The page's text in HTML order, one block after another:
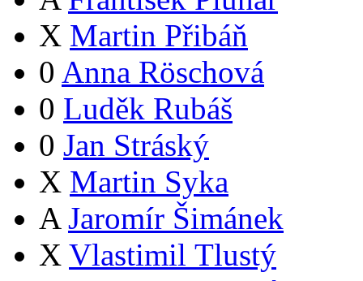
X Martin Přibáň
0 Anna Röschová
0 Luděk Rubáš
0 Jan Stráský
X Martin Syka
A Jaromír Šimánek
X Vlastimil Tlustý